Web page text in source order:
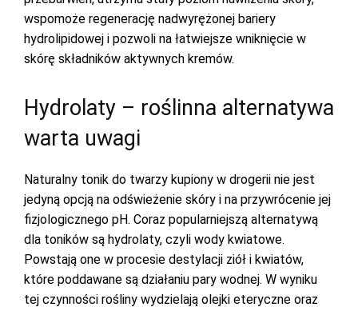
wspomoże regenerację nadwyrężonej bariery
hydrolipidowej i pozwoli na łatwiejsze wniknięcie w
skórę składników aktywnych kremów.
Hydrolaty – roślinna alternatywa
warta uwagi
Naturalny tonik do twarzy kupiony w drogerii nie jest
jedyną opcją na odświeżenie skóry i na przywrócenie jej
fizjologicznego pH. Coraz popularniejszą alternatywą
dla toników są hydrolaty, czyli wody kwiatowe.
Powstają one w procesie destylacji ziół i kwiatów,
które poddawane są działaniu pary wodnej. W wyniku
tej czynności rośliny wydzielają olejki eteryczne oraz